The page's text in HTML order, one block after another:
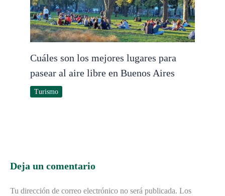
Cuáles son los mejores lugares para
pasear al aire libre en Buenos Aires
Turismo
Deja un comentario
Tu dirección de correo electrónico no será publicada. Los